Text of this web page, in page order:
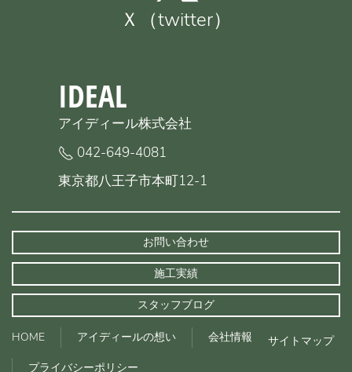
Ｘ（twitter）
IDEAL
アイディール株式会社
042-649-4081
東京都八王子市本町12-1
お問い合わせ
施工実績
スタッフブログ
HOME アイディールの想い 会社情報
サイトマップ
プライバシーポリシー